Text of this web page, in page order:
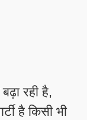
रही है,
है किसी भी